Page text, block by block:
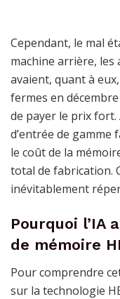
Cependant, le mal
machine arrière,
avaient, quant à
fermes en
de payer le prix
d’entrée de gamme
le coût de la
total de fabrication.
inévitablement
Pourquoi
de mémoire
Pour comprendre
sur la technologie